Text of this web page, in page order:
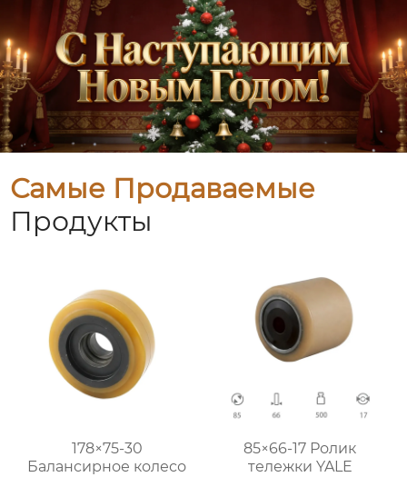
Самые Продаваемые
Продукты
178×75-30
Балансирное колесо
85×66-17 Ролик
тележки YALE